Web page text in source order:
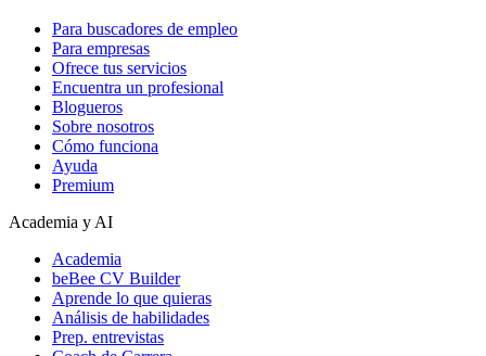
Para buscadores de empleo
Para empresas
Ofrece tus servicios
Encuentra un profesional
Blogueros
Sobre nosotros
Cómo funciona
Ayuda
Premium
Academia y AI
Academia
beBee CV Builder
Aprende lo que quieras
Análisis de habilidades
Prep. entrevistas